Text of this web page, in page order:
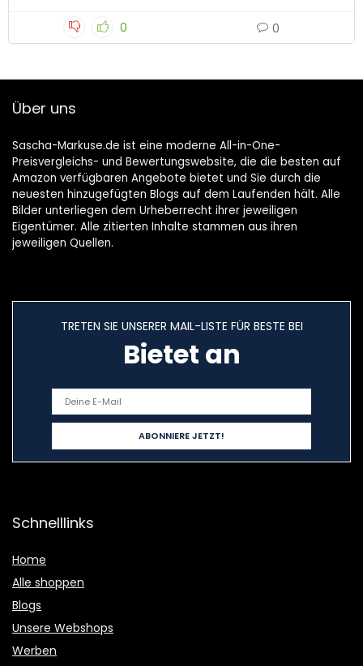
0 0
Über uns
Sascha-Markuse.de ist eine moderne All-in-One-
Preisvergleichs- und Bewertungswebsite, die die besten auf
Amazon verfügbaren Angebote bietet und Sie durch die
neuesten hinzugefügten Blogs auf dem Laufenden hält. Alle
Bilder unterliegen dem Urheberrecht ihrer jeweiligen
Eigentümer. Alle zitierten Inhalte stammen aus ihren
jeweiligen Quellen.
TRETEN SIE UNSERER MAIL-LISTE FÜR BESTE BEI
Bietet an
Schnelllinks
Home
Alle shoppen
Blogs
Unsere Webshops
Werben